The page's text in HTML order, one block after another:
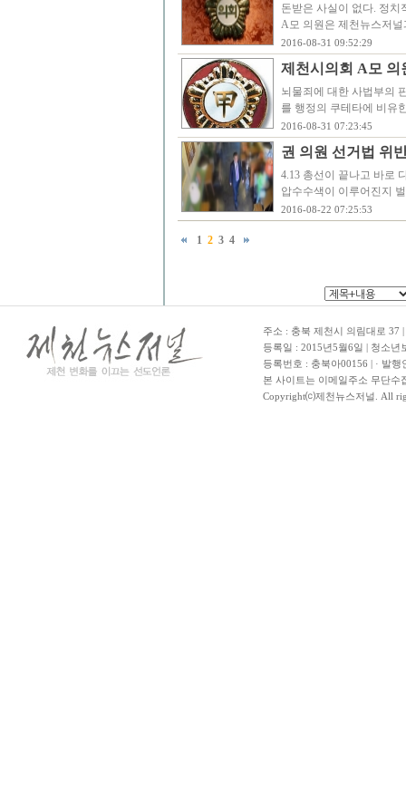
돈받은 사실이 없다. 정치
A모 의원은 제천뉴스저
2016-08-31 09:52:29
제천시의회 A모
뇌물죄에 대한 사법부의
를 행정의 쿠테타에 비유
2016-08-31 07:23:45
권 의원 선거법 위
4.13 총선이 끝나고 바로
압수수색이 이루어진지
2016-08-22 07:25:53
1 2 3 4
주소 : 충북 제천시 의림대로 37
등록일 : 2015년5월6일 | 청소
등록번호 : 충북아00156 | · 발
본 사이트는 이메일주소 무단수
Copyright⒞제천뉴스저널. All